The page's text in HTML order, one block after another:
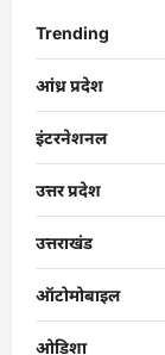
Trending
आंध्र प्रदेश
इंटरनेशनल
उत्तर प्रदेश
उत्तराखंड
ऑटोमोबाइल
ओडिशा